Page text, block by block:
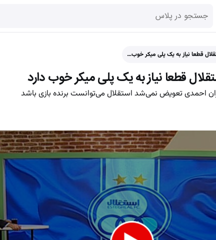
قطعا نیاز به یک پلی‌ میکر خوب…
قطعا نیاز به یک پلی‌ میکر خوب دارد
احمدی تعویض نمی‌شد استقلال می‌توانست برنده بازی باشد